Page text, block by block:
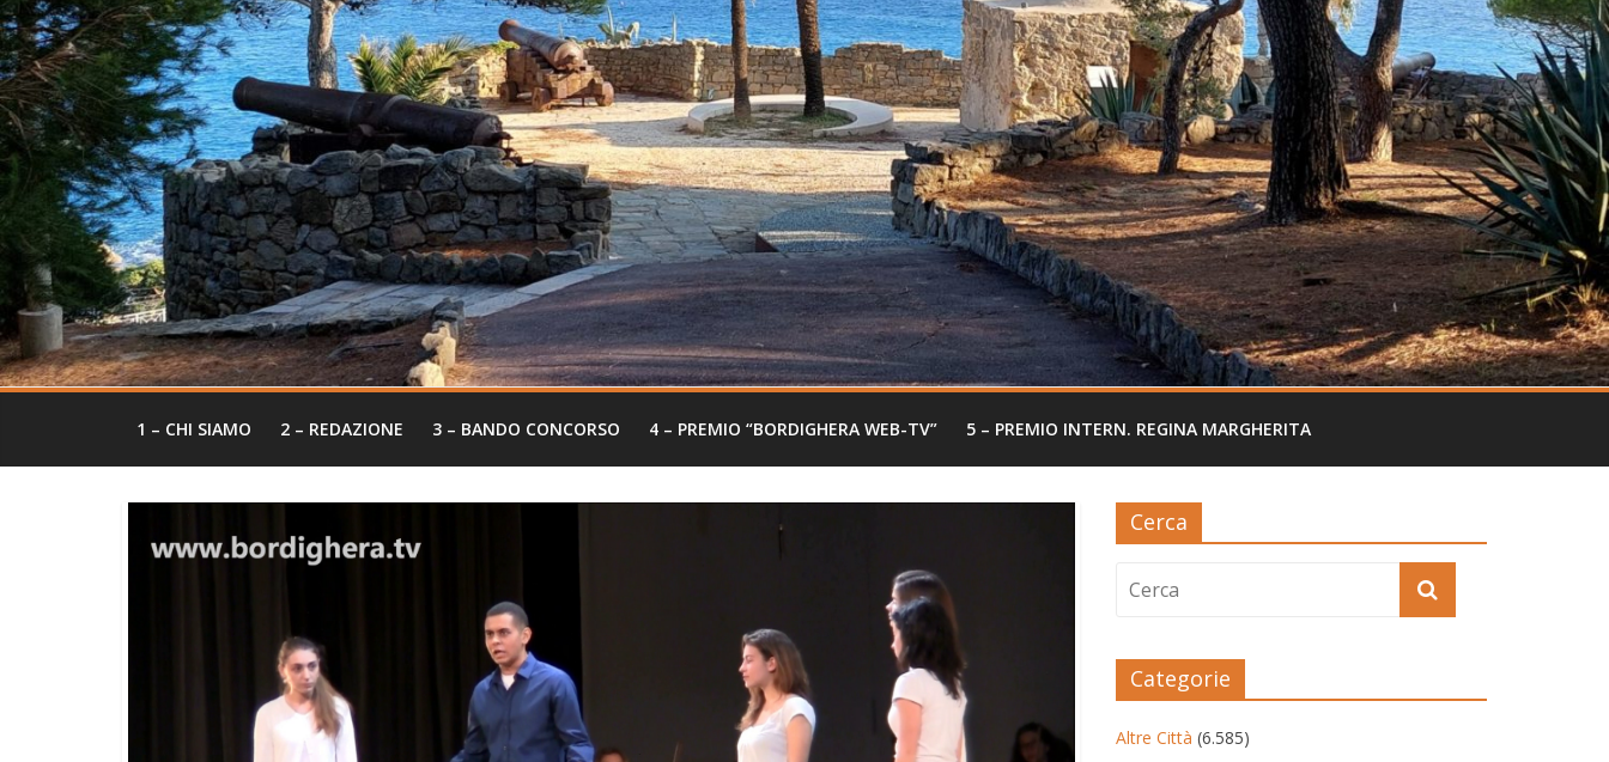
1 – CHI SIAMO 2 – REDAZIONE 3 – BANDO CONCORSO 4 – PREMIO “BORDIGHERA WEB-TV” 5 – PREMIO INTERN. REGINA MARGHERITA
Cerca
Categorie
Altre Città (6.585)